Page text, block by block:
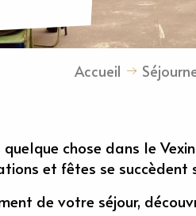
Accueil
chose dans le
et fêtes se succèdent
de votre séjour,